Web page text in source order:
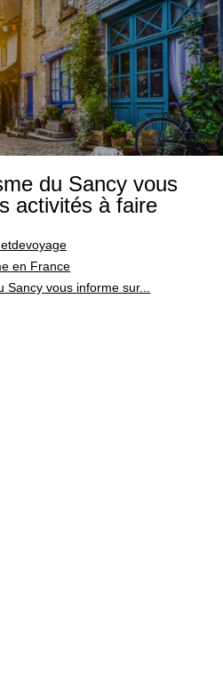
du Sancy vous
activités à faire
en France
Sancy vous informe sur...